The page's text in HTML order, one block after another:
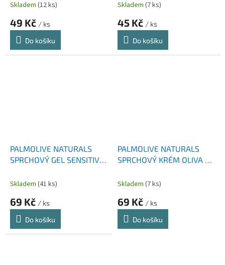
Skladem (12 ks)
49 Kč / ks
Do košíku
Skladem (7 ks)
45 Kč / ks
Do košíku
PALMOLIVE NATURALS
SPRCHOVÝ GEL SENSITIVE
Skladem (41 ks)
69 Kč / ks
Do košíku
PALMOLIVE NATURALS
SPRCHOVÝ KRÉM OLIVA &
Skladem (7 ks)
69 Kč / ks
Do košíku